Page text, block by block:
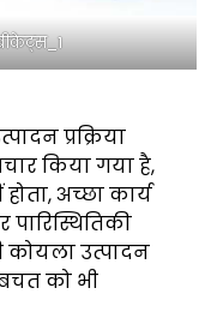
प्रक्रिया
किया गया है,
अच्छा कार्य
कोयला उत्पादन
को भी